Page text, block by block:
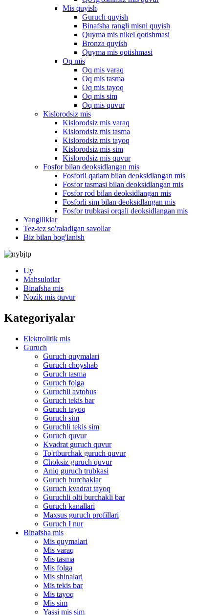
Mis quyish
Guruch quyish
Binafsha rangli misni quyish
Quyma mis nikel qotishmasi
Bronza quyish
Quyma mis qotishmasi
Oq mis
Oq mis varaq
Oq mis tasma
Oq mis tayoq
Oq mis sim
Oq mis quvur
Kislorodsiz mis
Kislorodsiz mis varaq
Kislorodsiz mis tasma
Kislorodsiz mis tayoq
Kislorodsiz mis sim
Kislorodsiz mis quvur
Fosfor bilan deoksidlangan mis
Fosforli qatlam bilan deoksidlangan mis
Fosfor tasmasi bilan deoksidlangan mis
Fosfor rod bilan deoksidlangan mis
Fosforli sim bilan deoksidlangan mis
Fosfor trubkasi orqali deoksidlangan mis
Yangiliklar
Tez-tez so'raladigan savollar
Biz bilan bog'lanish
Uy
Mahsulotlar
Binafsha mis
Nozik mis quvur
Kategoriyalar
Elektrolitik mis
Guruch
Guruch quymalari
Guruch choyshab
Guruch tasma
Guruch folga
Guruchli avtobus
Guruch tekis bar
Guruch tayoq
Guruch sim
Guruchli tekis sim
Guruch quvur
Kvadrat guruch quvur
To'rtburchak guruch quvur
Choksiz guruch quvur
Aniq guruch trubkasi
Guruch burchaklar
Guruch kvadrat tayoq
Guruchli olti burchakli bar
Guruch kanallari
Maxsus guruch profillari
Guruch I nur
Binafsha mis
Mis quymalari
Mis varaq
Mis tasma
Mis folga
Mis shinalari
Mis tekis bar
Mis tayoq
Mis sim
Yassi mis sim